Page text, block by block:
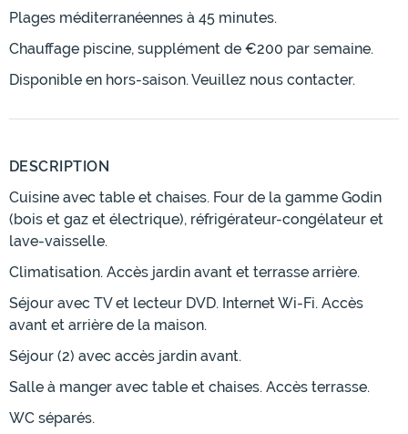
Plages méditerranéennes à 45 minutes.
Chauffage piscine, supplément de €200 par semaine.
Disponible en hors-saison. Veuillez nous contacter.
DESCRIPTION
Cuisine avec table et chaises. Four de la gamme Godin
(bois et gaz et électrique), réfrigérateur-congélateur et
lave-vaisselle.
Climatisation. Accès jardin avant et terrasse arrière.
Séjour avec TV et lecteur DVD. Internet Wi-Fi. Accès
avant et arrière de la maison.
Séjour (2) avec accès jardin avant.
Salle à manger avec table et chaises. Accès terrasse.
WC séparés.